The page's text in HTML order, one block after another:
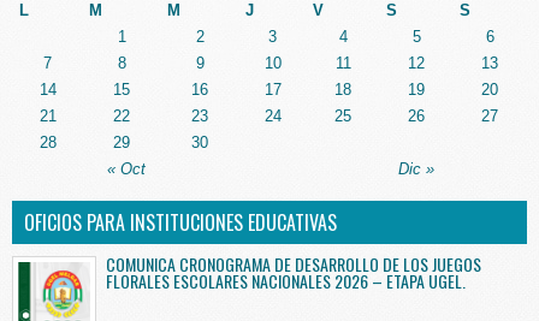
L
M M J V S S
« Oct Dic »
1 2 3 4 5
6
7
8 9 10 11 12
13
14
15 16 17 18 19
20
21
22 23 24 25 26
27
28
29 30
OFICIOS PARA INSTITUCIONES EDUCATIVAS
COMUNICA CRONOGRAMA DE DESARROLLO DE LOS JUEGOS
FLORALES ESCOLARES NACIONALES 2026 – ETAPA UGEL.